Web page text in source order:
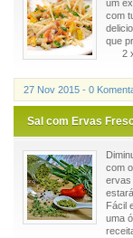
um
com
que
2
27 Nov 2015 - 0
Sal com Ervas
com
ervas
Fácil
uma